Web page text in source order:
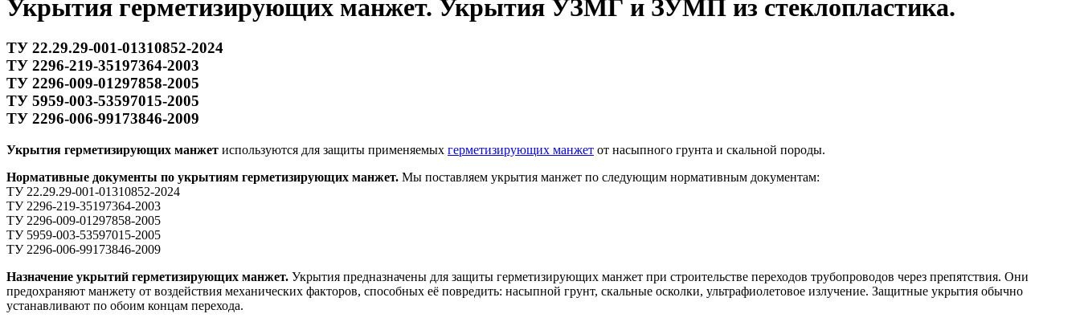
Укрытия герметизирующих манжет. Укрытия УЗМГ и ЗУМП из стеклопластика.
ТУ 22.29.29-001-01310852-2024
ТУ 2296-219-35197364-2003
ТУ 2296-009-01297858-2005
ТУ 5959-003-53597015-2005
ТУ 2296-006-99173846-2009
Укрытия герметизирующих манжет используются для защиты применяемых герметизирующих манжет от насыпного грунта и скальной породы.
Нормативные документы по укрытиям герметизирующих манжет. Мы поставляем укрытия манжет по следующим нормативным документам:
ТУ 22.29.29-001-01310852-2024
ТУ 2296-219-35197364-2003
ТУ 2296-009-01297858-2005
ТУ 5959-003-53597015-2005
ТУ 2296-006-99173846-2009
Назначение укрытий герметизирующих манжет. Укрытия предназначены для защиты герметизирующих манжет при строительстве переходов трубопроводов через препятствия. Они
предохраняют манжету от воздействия механических факторов, способных её повредить: насыпной грунт, скальные осколки, ультрафиолетовое излучение. Защитные укрытия обычно
устанавливают по обоим концам перехода.